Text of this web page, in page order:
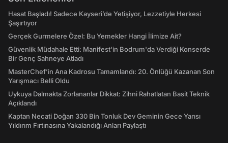
Hasat Başladı! Sadece Kayseri’de Yetişiyor, Lezzetiyle Herkesi
Şaşırtıyor
Gerçek Gurmelere Özel: Bu Yemekler Hangi İlimize Ait?
Güvenlik Müdahale Etti: Manifest'in Bodrum'da Verdiği Konserde
Bir Genç Sahneye Atladı
MasterChef’in Ana Kadrosu Tamamlandı: 20. Önlüğü Kazanan Son
Yarışmacı Belli Oldu
Uykuya Dalmakta Zorlananlar Dikkat: Zihni Rahatlatan Basit Teknik
Açıklandı
Kaptan Necati Doğan 330 Bin Tonluk Dev Geminin Gece Yarısı
Yıldırım Fırtınasına Yakalandığı Anları Paylaştı